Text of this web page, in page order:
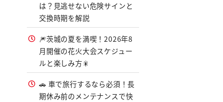
は？見逃せない危険サインと
交換時期を解説
🎆茨城の夏を満喫！2026年8
月開催の花火大会スケジュー
ルと楽しみ方🎇
🚗 車で旅行するなら必須！長
期休み前のメンテナンスで快